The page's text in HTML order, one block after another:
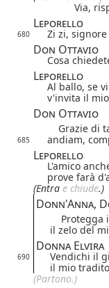
Via,
Leporello
680 Zi zi,
Don Ottavio
Cosa
Leporello
Al ballo, se
v'invita il
Don Ottavio
Grazie di
685 andiam,
Leporello
L'amico
prove farà
(Entra e chiude.)
Donn'Anna,
Protegga
il zelo del
Donna Elvira
690
Vendichi il
il mio
(Partono.)